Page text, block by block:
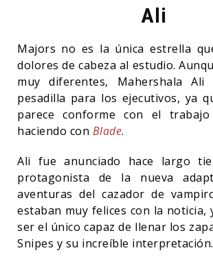
Ali
Majors no es la única estrella
dolores de cabeza al estudio.
muy diferentes, Mahershala
pesadilla para los ejecutivos, ya
parece conforme con el
haciendo con Blade.
Ali fue anunciado hace largo
protagonista de la nueva
aventuras del cazador de
estaban muy felices con la noticia,
ser el único capaz de llenar los
Snipes y su increíble interpretación.